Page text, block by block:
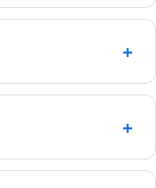
示鉴赏与加工过
更高。具体需个案
。将产地、品种、